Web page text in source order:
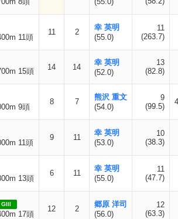
11頭
11 2
幸 英明
(55.0)
11
(263.7)
15頭
14 14
幸 英明
(52.0)
13
(82.8)
9頭
8 7
熊沢 重文
(54.0)
9
(99.5)
11頭
9 11
幸 英明
(53.0)
10
(38.3)
13頭
6 11
幸 英明
(55.0)
11
(47.7)
GIII
17頭
12 2
郷原 洋司
(56.0)
12
(63.3)